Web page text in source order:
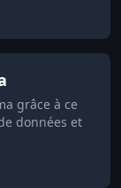
grâce à ce
données et